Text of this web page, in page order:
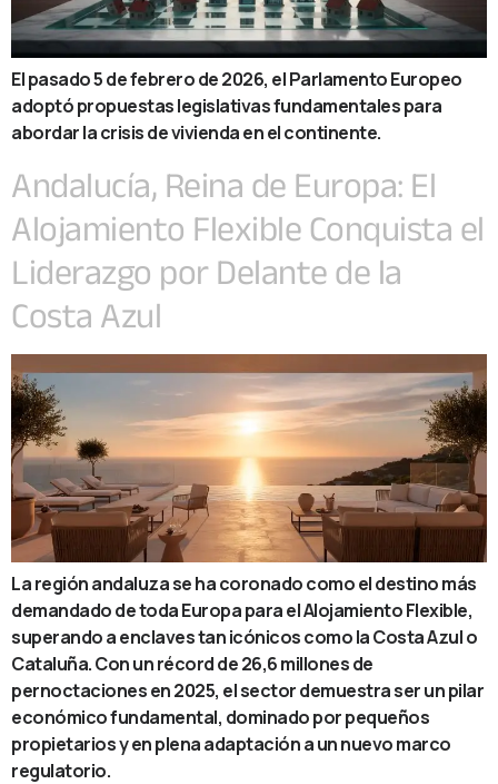
El pasado 5 de febrero de 2026, el Parlamento Europeo
adoptó propuestas legislativas fundamentales para
abordar la crisis de vivienda en el continente.
Andalucía, Reina de Europa: El
Alojamiento Flexible Conquista el
Liderazgo por Delante de la
Costa Azul
La región andaluza se ha coronado como el destino más
demandado de toda Europa para el Alojamiento Flexible,
superando a enclaves tan icónicos como la Costa Azul o
Cataluña. Con un récord de 26,6 millones de
pernoctaciones en 2025, el sector demuestra ser un pilar
económico fundamental, dominado por pequeños
propietarios y en plena adaptación a un nuevo marco
regulatorio.